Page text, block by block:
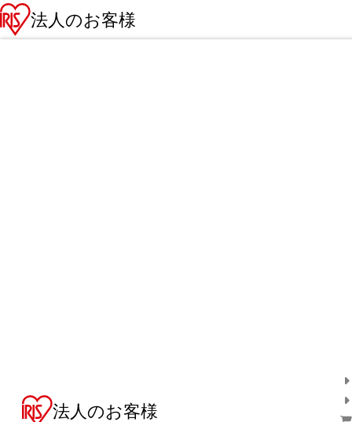
法人のお客様
法人のお客様